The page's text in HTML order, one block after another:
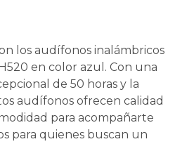
los audífonos inalámbricos
en color azul. Con una
de 50 horas y la
audífonos ofrecen calidad
para acompañarte
para quienes buscan un